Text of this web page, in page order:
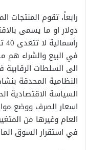
دولار او ما يسمى
في البيع والشراء هم
الى السلطات
النظامية المحدقة
السياسة الاقتصادية
اسعار الصرف ووضع
العام وغيرها من
في استقرار السوق